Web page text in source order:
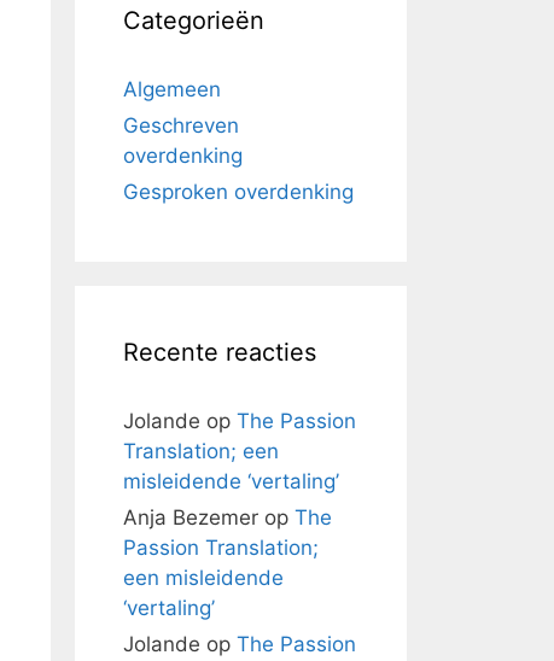
Categorieën
Algemeen
Geschreven
overdenking
Gesproken overdenking
Recente reacties
Jolande op The Passion
Translation; een
misleidende ‘vertaling’
Anja Bezemer op The
Passion Translation;
een misleidende
‘vertaling’
Jolande op The Passion